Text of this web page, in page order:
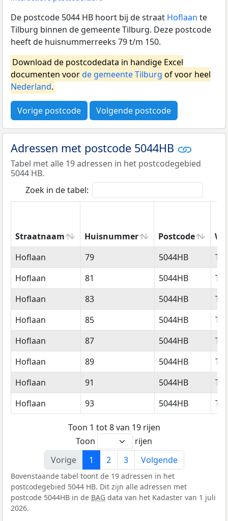
De postcode 5044 HB hoort bij de straat Hoflaan te
Tilburg binnen de gemeente Tilburg. Deze postcode
heeft de huisnummerreeks 79 t/m 150.
Download de postcodedata in handige Excel
documenten voorde gemeente Tilburg of voor heel
Nederland.
Vorige postcode Volgende postcode
Adressen met postcode 5044HB
Tabel met alle 19 adressen in het postcodegebied
5044 HB.
Zoek in de tabel:
Straatnaam Huisnummer Postcode
Straatnaam
Huisnummer Postcode
Hoflaan 79 5044HB
Hoflaan
81 5044HB
Hoflaan
83 5044HB
Hoflaan
85 5044HB
Hoflaan
87 5044HB
Hoflaan
89 5044HB
Hoflaan
91 5044HB
Hoflaan
93 5044HB
Toon 1 tot 8 van 19 rijen
Toon
rijen
Vorige
1 2 3 Volgende
Bovenstaande tabel toont de 19 adressen in het
postcodegebied 5044 HB. Dit zijn alle adressen met
postcode 5044HB in de BAG data van het Kadaster van 1 juli
2026.